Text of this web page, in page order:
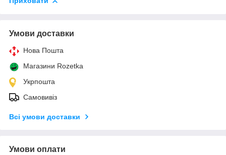
Умови доставки
Нова Пошта
Магазини Rozetka
Укрпошта
Самовивіз
Всі умови доставки
Умови оплати